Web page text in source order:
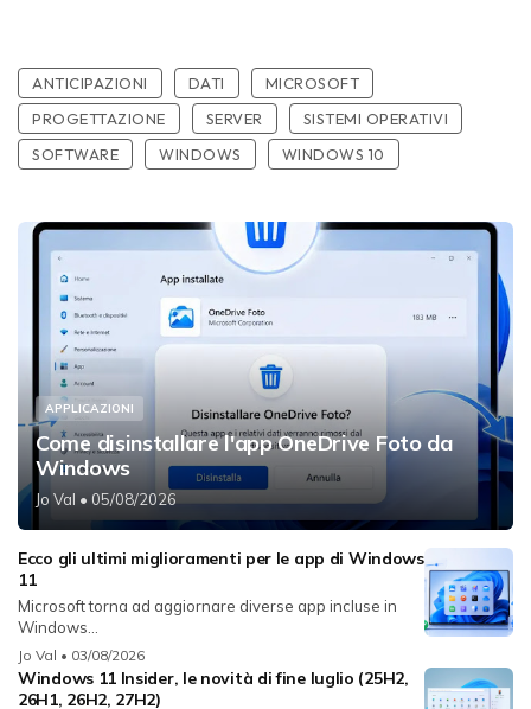
ANTICIPAZIONI DATI
MICROSOFT
PROGETTAZIONE
SERVER
SISTEMI OPERATIVI
SOFTWARE
WINDOWS WINDOWS 10
APPLICAZIONI
Come disinstallare l'app OneDrive Foto da
Windows
Jo Val • 05/08/2026
Ecco gli ultimi miglioramenti per le app di Windows
11
Microsoft torna ad aggiornare diverse app incluse in
Windows...
Jo Val • 03/08/2026
Windows 11 Insider, le novità di fine luglio (25H2,
26H1, 26H2, 27H2)